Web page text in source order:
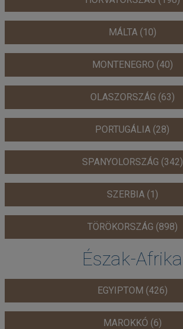
MÁLTA (10)
MONTENEGRO (40)
OLASZORSZÁG (63)
PORTUGÁLIA (28)
SPANYOLORSZÁG (342)
SZERBIA (1)
TÖRÖKORSZÁG (898)
Észak-Afrika
EGYIPTOM (426)
MAROKKÓ (6)